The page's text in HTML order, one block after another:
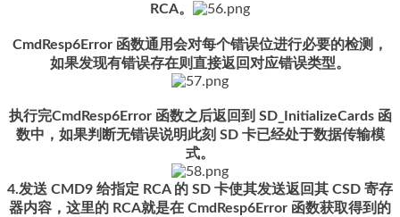
RCA。
CmdResp6Error 函数通用会对每个错误位进行必要的检测，
如果发现有错误存在则直接返回对应错误类型。
执行完CmdResp6Error 函数之后返回到 SD_InitializeCards 函
数中，如果判断无错误说明此刻 SD 卡已经处于数据传输模
式。
4.发送 CMD9 给指定 RCA 的 SD 卡使其发送返回其 CSD 寄存
器内容，这里的 RCA就是在 CmdResp6Error 函数获取得到的